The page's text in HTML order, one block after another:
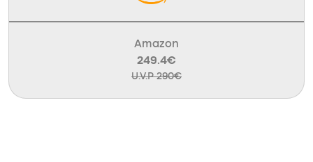
Amazon
249.4€
U.V.P 290€